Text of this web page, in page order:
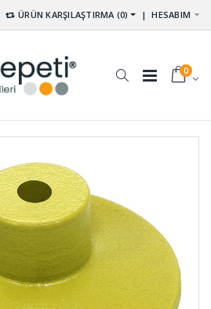
ÜRÜN KARŞILAŞTIRMA (0) |HESABIM
0